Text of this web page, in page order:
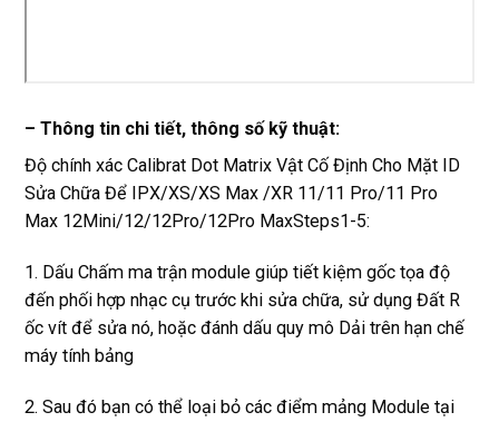
– Thông tin chi tiết, thông số kỹ thuật:
Độ chính xác Calibrat Dot Matrix Vật Cố Định Cho Mặt ID
Sửa Chữa Để IPX/XS/XS Max /XR 11/11 Pro/11 Pro
Max 12Mini/12/12Pro/12Pro MaxSteps1-5:
1. Dấu Chấm ma trận module giúp tiết kiệm gốc tọa độ
đến phối hợp nhạc cụ trước khi sửa chữa, sử dụng Đất R
ốc vít để sửa nó, hoặc đánh dấu quy mô Dải trên hạn chế
máy tính bảng
2. Sau đó bạn có thể loại bỏ các điểm mảng Module tại